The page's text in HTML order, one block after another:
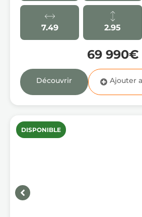
7.49 2.95
69 990€
Découvrir
DISPONIBLE